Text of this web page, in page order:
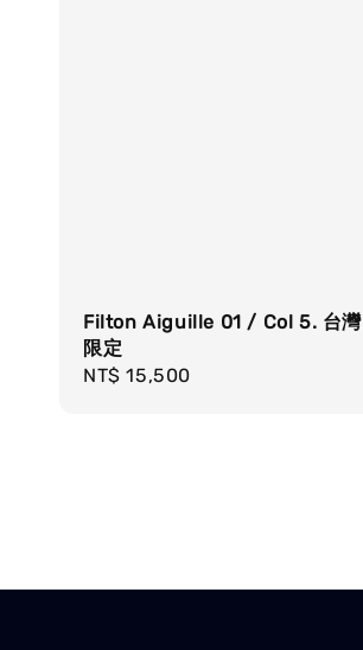
Filton Aiguille 01 / Col 5. 台灣
限定
Regular
NT$ 15,500